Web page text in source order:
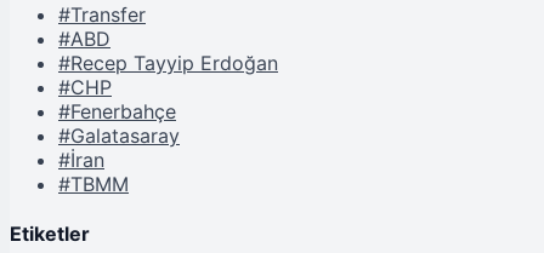
#Transfer
#ABD
#Recep Tayyip Erdoğan
#CHP
#Fenerbahçe
#Galatasaray
#İran
#TBMM
Etiketler